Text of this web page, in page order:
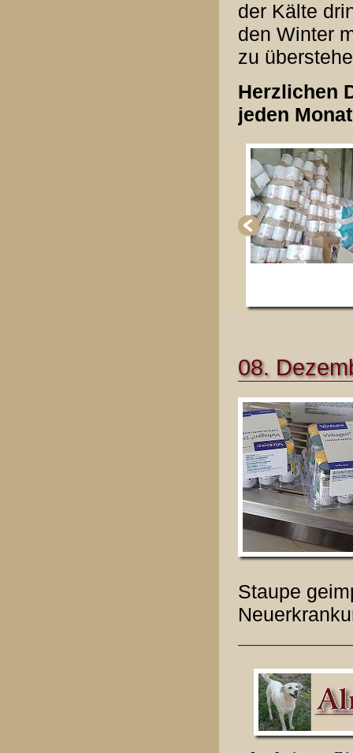
der Kälte
den Winter
zu
Herzlichen
jeden
08.
Staupe